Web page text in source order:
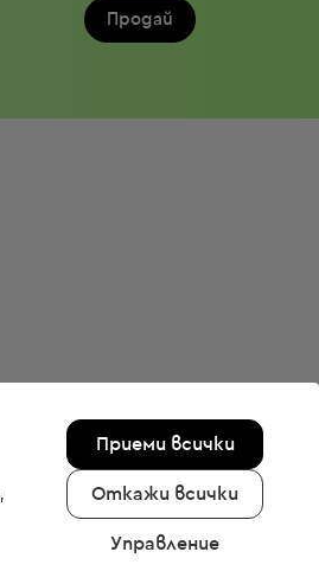
Продай
Приеми всички
Откажи всички
Управление